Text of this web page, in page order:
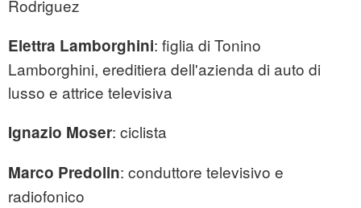
Rodriguez
Elettra Lamborghini: figlia di Tonino
Lamborghini, ereditiera dell'azienda di auto di
lusso e attrice televisiva
Ignazio Moser: ciclista
Marco Predolin: conduttore televisivo e
radiofonico